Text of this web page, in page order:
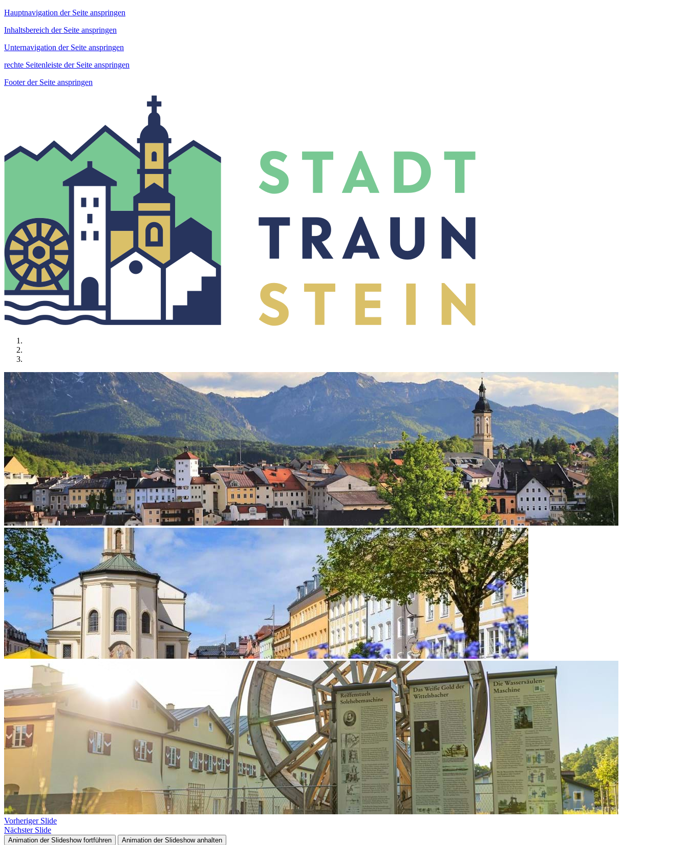
Hauptnavigation der Seite anspringen
Inhaltsbereich der Seite anspringen
Unternavigation der Seite anspringen
rechte Seitenleiste der Seite anspringen
Footer der Seite anspringen
Vorheriger Slide
Nächster Slide
Animation der Slideshow fortführen
Animation der Slideshow anhalten